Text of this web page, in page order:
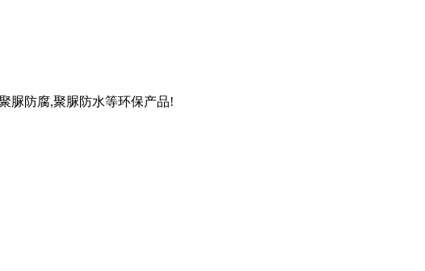
脲防腐,聚脲防水等环保产品!